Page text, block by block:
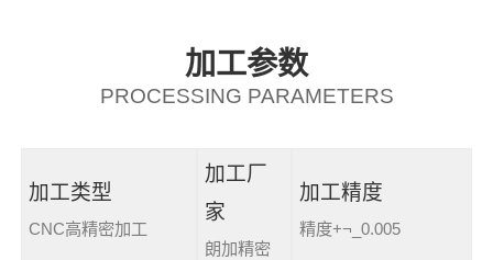
加工参数
PROCESSING PARAMETERS
加工类型
CNC高精密加工
加工厂
家
朗加精密
加工精度
精度+¬_0.005